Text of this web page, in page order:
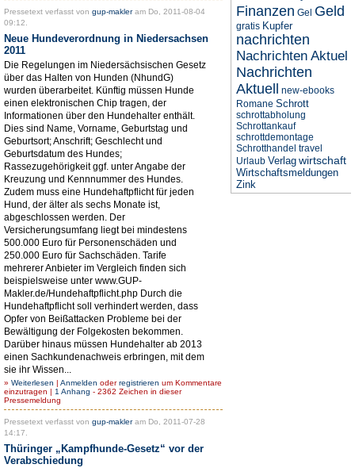
Pressetext verfasst von gup-makleram Do, 2011-08-04
09:12.
Neue Hundeverordnung in Niedersachsen
2011
Die Regelungen im Niedersächsischen Gesetz
über das Halten von Hunden (NhundG)
wurden überarbeitet. Künftig müssen Hunde
einen elektronischen Chip tragen, der
Informationen über den Hundehalter enthält.
Dies sind Name, Vorname, Geburtstag und
Geburtsort; Anschrift; Geschlecht und
Geburtsdatum des Hundes;
Rassezugehörigkeit ggf. unter Angabe der
Kreuzung und Kennnummer des Hundes.
Zudem muss eine Hundehaftpflicht für jeden
Hund, der älter als sechs Monate ist,
abgeschlossen werden. Der
Versicherungsumfang liegt bei mindestens
500.000 Euro für Personenschäden und
250.000 Euro für Sachschäden. Tarife
mehrerer Anbieter im Vergleich finden sich
beispielsweise unter www.GUP-
Makler.de/Hundehaftpflicht.php Durch die
Hundehaftpflicht soll verhindert werden, dass
Opfer von Beißattacken Probleme bei der
Bewältigung der Folgekosten bekommen.
Darüber hinaus müssen Hundehalter ab 2013
einen Sachkundenachweis erbringen, mit dem
sie ihr Wissen...
» Weiterlesen | Anmelden oderregistrieren um Kommentare
einzutragen | 1 Anhang - 2362 Zeichen in dieser
Pressemeldung
Pressetext verfasst von gup-makleram Do, 2011-07-28
14:17.
Thüringer „Kampfhunde-Gesetz“ vor der
Verabschiedung
Finanzen Gel Geld
gratis Kupfer
nachrichten
Nachrichten Aktuel
Nachrichten
Aktuell
new-ebooks
Romane Schrott
schrottabholung
Schrottankauf
schrottdemontage
Schrotthandel travel
Urlaub Verlag wirtschaft
Wirtschaftsmeldungen
Zink